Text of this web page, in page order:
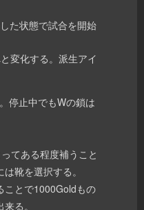
た状態で試合を開始
変化する。派生アイ
停止中でもWの鎖は
てある程度補うこと
靴を選択する。
ことで1000Goldもの
る。